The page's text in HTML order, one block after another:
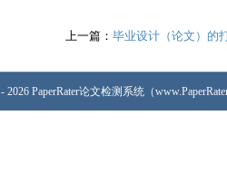
上一篇： 毕业设计（论文）的
2026 PaperRater论文检测系统（